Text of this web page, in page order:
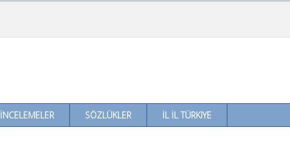
İNCELEMELER SÖZLÜKLER İL İL TÜRKIYE